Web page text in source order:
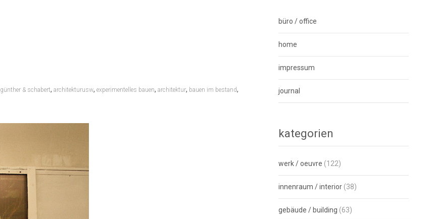
günther & schabert,architekturusw,experimentelles bauen,architektur, bauen im bestand,
büro / office
home
impressum
journal
kategorien
werk / oeuvre (122)
innenraum / interior (38)
gebäude / building (63)